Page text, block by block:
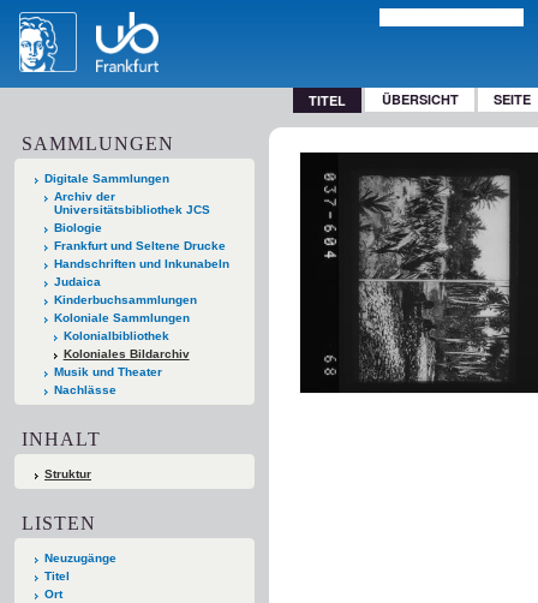
TITEL ÜBERSICHT SEITE
SAMMLUNGEN
Digitale Sammlungen
Archiv der
Universitätsbibliothek JCS
Biologie
Frankfurt und Seltene Drucke
Handschriften und Inkunabeln
Judaica
Kinderbuchsammlungen
Koloniale Sammlungen
Kolonialbibliothek
Koloniales Bildarchiv
Musik und Theater
Nachlässe
INHALT
Struktur
LISTEN
Neuzugänge
Titel
Ort